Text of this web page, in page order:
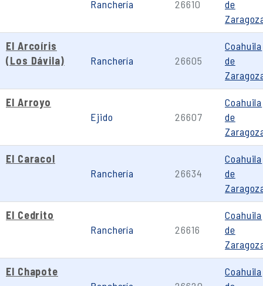
Ranchería 26610
de
El Arcoíris
(Los Dávila)
Ranchería 26605
Coahuila
de
El Arroyo
Ejido
26607
Coahuila
de
El Caracol
Ranchería
26634
Coahuila
de
El Cedrito
Ranchería
26616
Coahuila
de
El Chapote
Coahuila